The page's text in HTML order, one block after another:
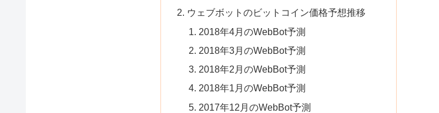
ウェブボットのビットコイン価格予想推移
2018年4月のWebBot予測
2018年3月のWebBot予測
2018年2月のWebBot予測
2018年1月のWebBot予測
2017年12月のWebBot予測